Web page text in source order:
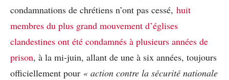
condamnations de chrétiens n’ont pas cessé, huit
membres du plus grand mouvement d’églises
clandestines ont été condamnés à plusieurs années de
prison, à la mi-juin, allant de une à six années, toujours
officiellement pour « action contre la sécurité nationale